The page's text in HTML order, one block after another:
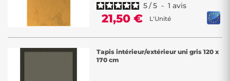
5/5 - 1 avis
21,50 € L'Unité
Tapis intérieur/extérieur uni gris 120 x
170 cm